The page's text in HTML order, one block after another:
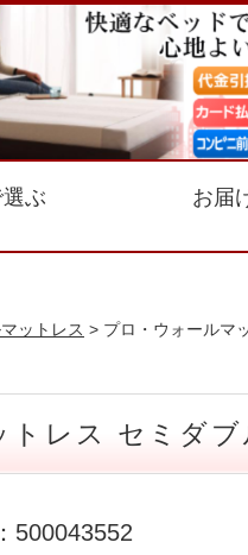
ぶ お届
ットレス > プロ・ウォールマ
トレス セミダブ
500043552